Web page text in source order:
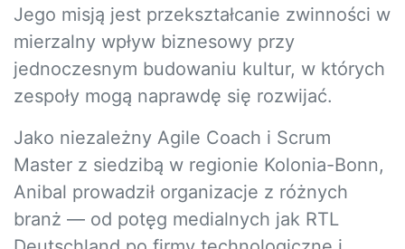
Jego misją jest przekształcanie zwinności w
mierzalny wpływ biznesowy przy
jednoczesnym budowaniu kultur, w których
zespoły mogą naprawdę się rozwijać.
Jako niezależny Agile Coach i Scrum
Master z siedzibą w regionie Kolonia-Bonn,
Anibal prowadził organizacje z różnych
branż — od potęg medialnych jak RTL